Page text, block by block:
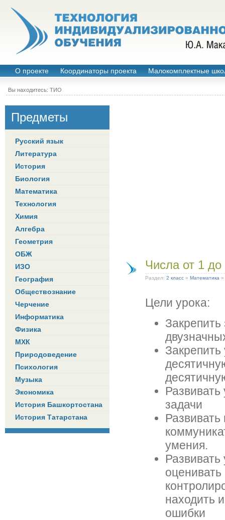
О проекте Координаторы проекта Малокомплектные
Вы находитесь: ТИО
Предметы
Русский язык
Литература
История
Биология
Математика
Технология
Химия
Алгебра
Геометрия
ОБЖ
ИЗО
География
Обществознание
Черчение
Информатика
Физика
МХК
Природоведение
Психология
Музыка
Экономика
История Башкортостана
История Татарстана
Числа от 1
Раздел: 2 класс » Математика »
Цели урока:
задачи
умения.
оценивать
находить
ошибки